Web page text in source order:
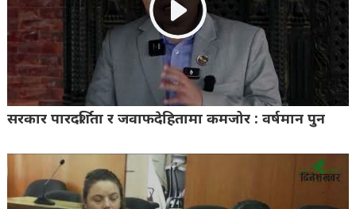
सरकार पारदर्शिता र जवाफदेहितामा कमजोर : वर्षमान पुन